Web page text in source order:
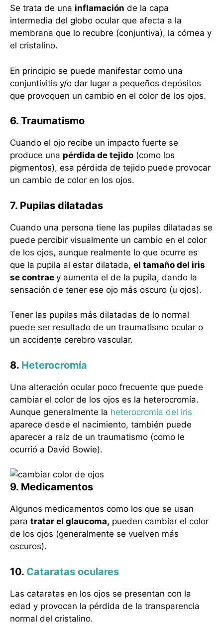
Se trata de una inflamación de la capa
intermedia del globo ocular que afecta a la
membrana que lo recubre (conjuntiva), la córnea y
el cristalino.
En principio se puede manifestar como una
conjuntivitis y/o dar lugar a pequeños depósitos
que provoquen un cambio en el color de los ojos.
6. Traumatismo
Cuando el ojo recibe un impacto fuerte se
produce una pérdida de tejido (como los
pigmentos), esa pérdida de tejido puede provocar
un cambio de color en los ojos.
7. Pupilas dilatadas
Cuando una persona tiene las pupilas dilatadas se
puede percibir visualmente un cambio en el color
de los ojos, aunque realmente lo que ocurre es
que la pupila al estar dilatada, el tamaño del iris
se contrae y aumenta el de la pupila, dando la
sensación de tener ese ojo más oscuro (u ojos).
Tener las pupilas más dilatadas de lo normal
puede ser resultado de un traumatismo ocular o
un accidente cerebro vascular.
8. Heterocromía
Una alteración ocular poco frecuente que puede
cambiar el color de los ojos es la heterocromía.
Aunque generalmente la heterocromía del iris
aparece desde el nacimiento, también puede
aparecer a raíz de un traumatismo (como le
ocurrió a David Bowie).
9. Medicamentos
Algunos medicamentos como los que se usan
para tratar el glaucoma, pueden cambiar el color
de los ojos (generalmente se vuelven más
oscuros).
10. Cataratas oculares
Las cataratas en los ojos se presentan con la
edad y provocan la pérdida de la transparencia
normal del cristalino.